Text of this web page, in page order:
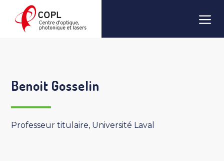
contenu
Benoit Gosselin
Professeur titulaire, Université Laval